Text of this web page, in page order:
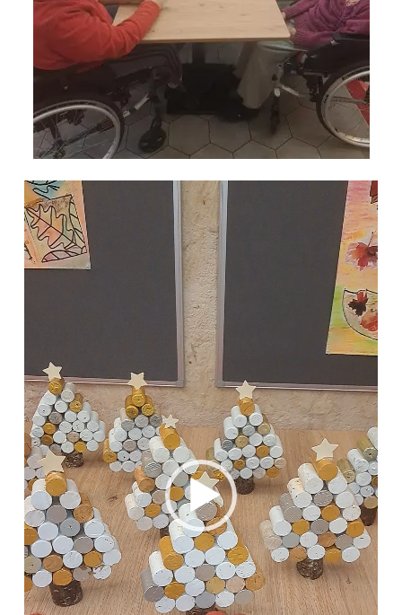
Lecteur
vidéo